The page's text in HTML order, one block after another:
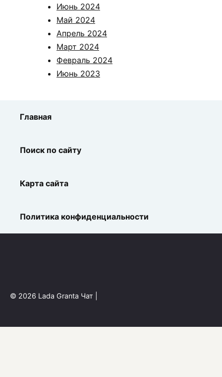
Июнь 2024
Май 2024
Апрель 2024
Март 2024
Февраль 2024
Июнь 2023
Главная
Поиск по сайту
Карта сайта
Политика конфиденциальности
© 2026 Lada Granta Чат |